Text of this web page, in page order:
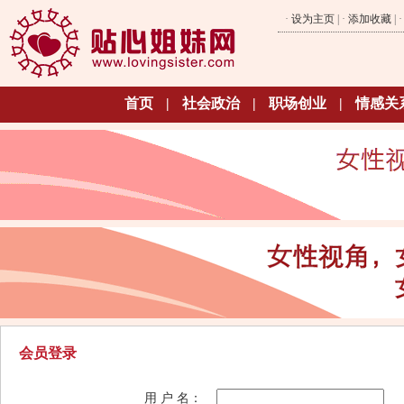
· 设为主页 | · 添加收藏 | ·
首页 | 社会政治 | 职场创业 | 情感关
会员登录
用 户 名：